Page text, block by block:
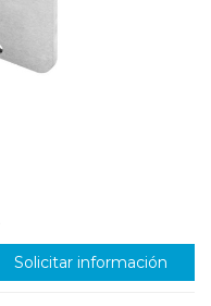
Solicitar información